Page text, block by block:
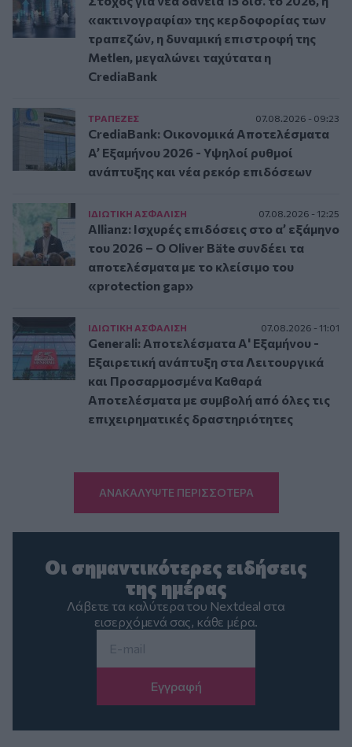
«ακτινογραφία» της κερδοφορίας των
τραπεζών, η δυναμική επιστροφή της
Metlen, μεγαλώνει ταχύτατα η
CrediaBank
ΤΡAΠΕΖΕΣ 07.08.2026 - 09:23
CrediaBank: Οικονομικά Αποτελέσματα
A’ Εξαμήνου 2026 - Υψηλοί ρυθμοί
ανάπτυξης και νέα ρεκόρ επιδόσεων
ΙΔΙΩΤΙΚΗ ΑΣΦAΛΙΣΗ 07.08.2026 - 12:25
Allianz: Ισχυρές επιδόσεις στο α’ εξάμηνο
του 2026 – Ο Oliver Bäte συνδέει τα
αποτελέσματα με το κλείσιμο του
«protection gap»
ΙΔΙΩΤΙΚΗ ΑΣΦAΛΙΣΗ 07.08.2026 - 11:01
Generali: Αποτελέσματα Α' Εξαμήνου -
Εξαιρετική ανάπτυξη στα Λειτουργικά
και Προσαρμοσμένα Καθαρά
Αποτελέσματα με συμβολή από όλες τις
επιχειρηματικές δραστηριότητες
ΑΝΑΚΑΛΥΨΤΕ ΠΕΡΙΣΣΟΤΕΡΑ
Οι σημαντικότερες ειδήσεις
της ημέρας
Λάβετε τα καλύτερα του Nextdeal στα
εισερχόμενά σας, κάθε μέρα.